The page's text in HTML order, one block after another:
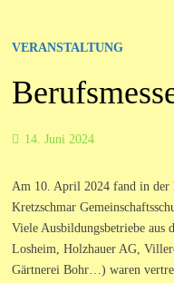
VERANSTALTUNG
14. Juni 2024
Am 10. April 2024 fand in der
Kretzschmar
Viele Ausbildungsbetriebe
Losheim, Holzhauer AG,
Gärtnerei Bohr…) waren